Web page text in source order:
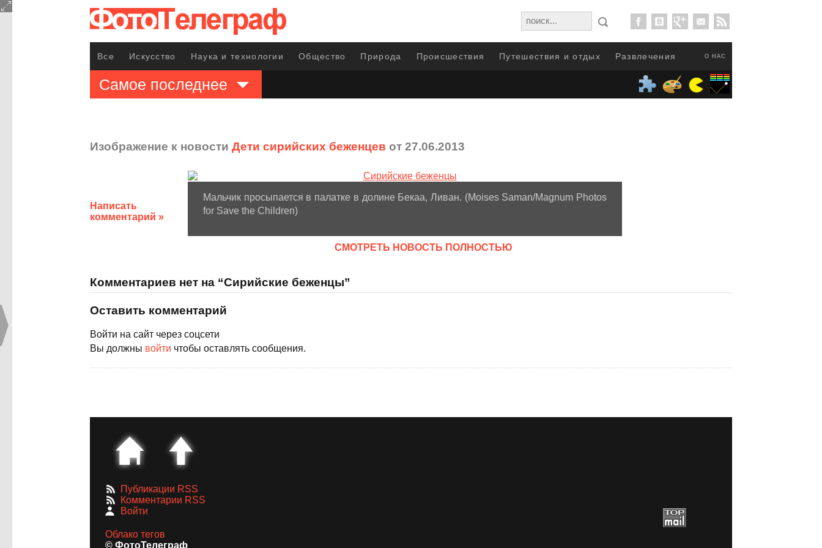
О НАС
Все Искусство Наука и технологии Общество Природа Происшествия Путешествия и отдых Развлечения
Самое последнее
Изображение к новости Дети сирийских беженцев от 27.06.2013
Написать
комментарий »
Мальчик просыпается в палатке в долине Бекаа, Ливан. (Moises Saman/Magnum Photos
for Save the Children)
CМОТРЕТЬ НОВОСТЬ ПОЛНОСТЬЮ
Комментариев нет на “Сирийские беженцы”
Оставить комментарий
Войти на сайт через соцсети
Вы должны войти чтобы оставлять сообщения.
Публикации RSS
Комментарии RSS
Войти
Облако тегов
© ФотоТелеграф